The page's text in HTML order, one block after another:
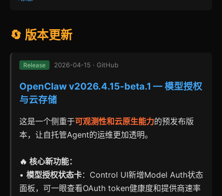
🔄 版本更新
Release 2026-04-15 · GitHub
OpenClaw v2026.4.15-beta.1 — 模型授权
与云存储
这是一个侧重于可观测性和云原生能力的预发布版
本，让自托管Agent的运维更加透明。
🔥 核心新功能：
• 模型授权状态卡：Control UI新增Model Auth状态
面板，可一眼查看OAuth token健康度和提供商速率